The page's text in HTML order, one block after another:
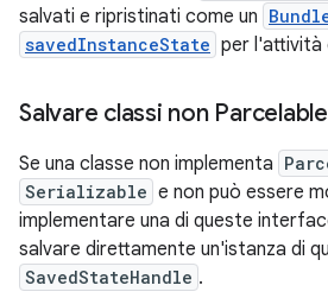
salvati e ripristinati come un
savedInstanceState per l'attività
Salvare classi non Parcelable
Se una classe non implementa
Serializable e non può essere
implementare una di queste
salvare direttamente un'istanza di
SavedStateHandle .